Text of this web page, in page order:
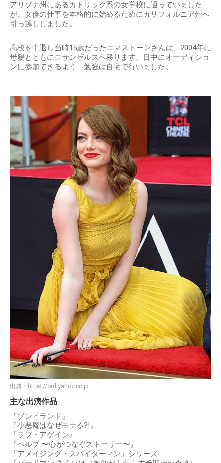
アリゾナ州にあるカトリック系の女学校に通っていました
が、女優の仕事を本格的に始めるためにカリフォルニア州へ
引っ越ししました。
高校を中退し当時15歳だったエマストーンさんは、2004年に
母親とともにロサンゼルスへ移ります。日中にオーディショ
ンに参加できるよう、勉強は自宅で行いました。
出典： https://ord.yahoo.co.jp
主な出演作品
『ゾンビランド』
『小悪魔はなぜモテる?!』
『ラブ・アゲイン』
『ヘルプ 〜心がつなぐストーリー〜』
『アメイジング・スパイダーマン』シリーズ